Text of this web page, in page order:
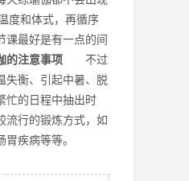
度和体式，再循序
课最好是有一点的间
的注意事项 不过
失衡、引起中暑、脱
忙的日程中抽出时
行的锻炼方式，如
肠胃疾病等等。